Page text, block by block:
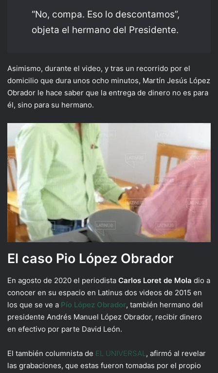
“No, compa. Eso lo descontamos”,
objeta el hermano del Presidente.
Asimismo, durante el video, y tras un recorrido por el
domicilio que dura unos ocho minutos, Martín Jesús López
Obrador le hace saber que la entrega de dinero no es para
él, sino para su hermano.
El caso Pio López Obrador
En agosto de 2020 el periodista Carlos Loret de Mola dio a
conocer en su espacio en Latinus dos videos de 2015 en
los que se ve a Pío López Obrador, también hermano del
presidente Andrés Manuel López Obrador, recibir dinero
en efectivo por parte David León.
El también columnista de EL UNIVERSAL , afirmó al revelar
las grabaciones, que estas fueron tomadas por el propio